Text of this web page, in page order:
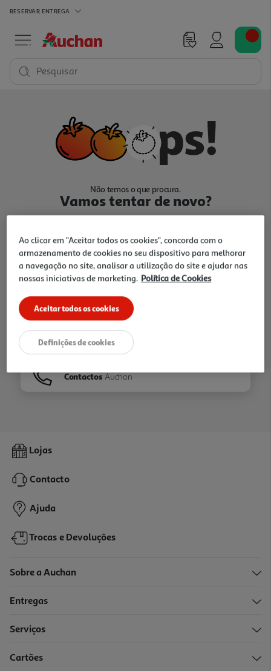
RESERVAR ENTREGA
Pesquisar
Não temos o que procura.
Vamos tentar de novo?
Ir para Homepage
Folhetos
Contactos Auchan
Lojas
Contacto
Ajuda
Trocas e Devoluções
Sobre a Auchan
Entregas
Serviços
Cartões
Ao clicar em "Aceitar todos os cookies", concorda com o
armazenamento de cookies no seu dispositivo para melhorar
a navegação no site, analisar a utilização do site e ajudar nas
nossas iniciativas de marketing. Política de Cookies
Aceitar todos os cookies
Definições de cookies